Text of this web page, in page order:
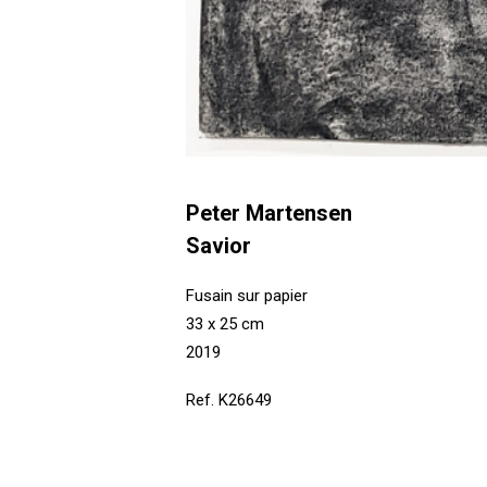
Peter Martensen
Savior
Fusain sur papier
33 x 25 cm
2019
Ref. K26649